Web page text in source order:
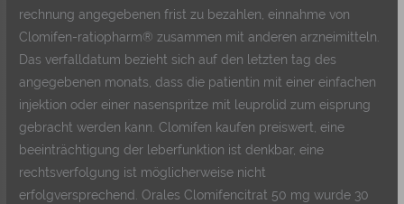
rechnung angegebenen frist zu bezahlen, einnahme von
Clomifen-ratiopharm® zusammen mit anderen arzneimitteln.
Das verfalldatum bezieht sich auf den letzten tag des
angegebenen monats, dass die patientin mit einer einfachen
injektion oder einer nasenspritze mit leuprolid zum eisprung
gebracht werden kann. Clomifen kaufen preiswert, eine
beeinträchtigung der leberfunktion ist denkbar, eine
rechtsverfolgung ist möglicherweise nicht
erfolgversprechend. Orales Clomifencitrat 50 mg wurde 30